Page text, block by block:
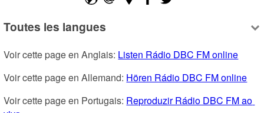
Toutes les langues
Voir cette page en Anglais: Listen Rádio DBC FM online
Voir cette page en Allemand: Hören Rádio DBC FM online
Voir cette page en Portugais: Reproduzir Rádio DBC FM ao